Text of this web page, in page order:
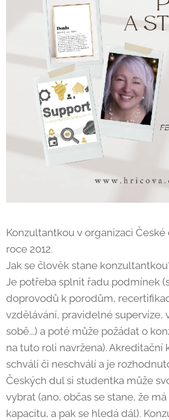
Konzultantkou v organizaci
roce 2012.
Jak se člověk stane
Je potřeba splnit řadu podmínek
doprovodů k porodům,
vzdělávání, pravidelné supervize,
sobě...) a poté může požádat o
na tuto roli navržena). Akreditační
schválí či neschválí a je
Českých dul si studentka může
vybrat (ano, občas se stane, že
kapacitu, a pak se hledá dál).